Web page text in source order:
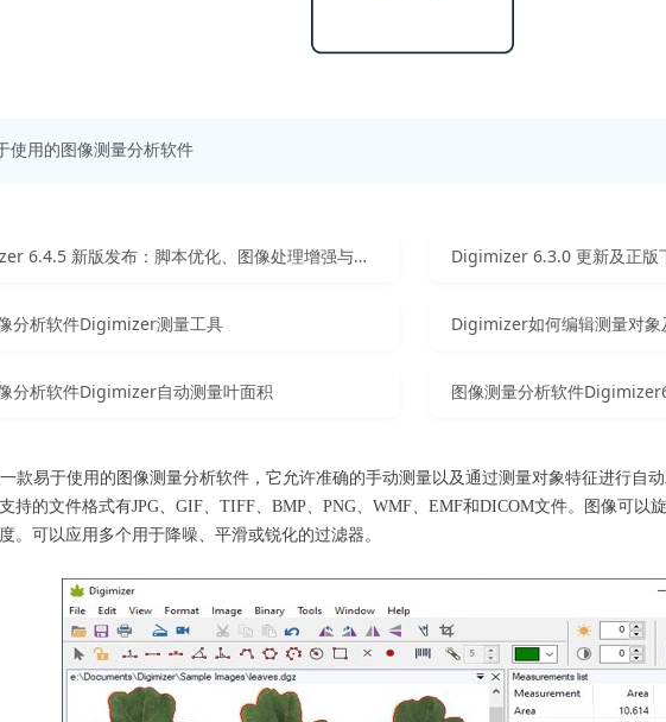
使用的图像测量分析软件
Digimizer 6.4.5 新版发布：脚本优化、图像处理增强与功能更新 Digimizer 6.3.0 更新及正版
分析软件Digimizer测量工具 Digimizer如何编辑测量对象
分析软件Digimizer自动测量叶面积 图像测量分析软件
款易于使用的图像测量分析软件，它允许准确的手动测量以及通过测量对象特征进行自
持的文件格式有JPG、GIF、TIFF、BMP、PNG、WMF、EMF和DICOM文件。图像可以
。可以应用多个用于降噪、平滑或锐化的过滤器。